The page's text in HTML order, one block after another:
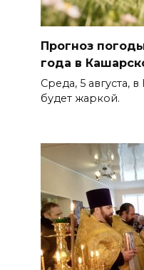
Прогноз
года в
Среда, 5 августа,
будет жаркой.